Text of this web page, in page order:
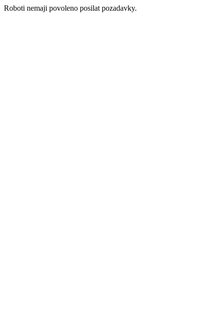
Roboti nemaji povoleno posilat pozadavky.